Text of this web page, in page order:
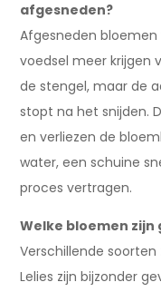
afgesneden?
Afgesneden
voedsel meer krijgen
de stengel, maar de
stopt na het snijden.
en verliezen de
water, een schuine
proces vertragen.
Welke bloemen
Verschillende
Lelies zijn bijzonder